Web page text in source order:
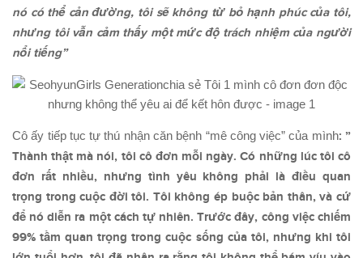
nó có thể cản đường, tôi sẽ không từ bỏ hạnh phúc của tôi,
nhưng tôi vẫn cảm thấy một mức độ trách nhiệm của người
nổi tiếng”
Cô ấy tiếp tục tự thú nhận căn bệnh “mê công việc” của mình: ”
Thành thật mà nói, tôi cô đơn mỗi ngày. Có những lúc tôi cô
đơn rất nhiều, nhưng tình yêu không phải là điều quan
trọng trong cuộc đời tôi. Tôi không ép buộc bản thân, và cứ
để nó diễn ra một cách tự nhiên. Trước đây, công việc chiếm
99% tầm quan trọng trong cuộc sống của tôi, nhưng khi tôi